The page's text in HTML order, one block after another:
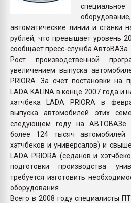
автоматические линии и станки
рублей, что превышает уровень
сообщает пресс-служба АвтоВАЗа.
Рост производственной
увеличением выпуска
PRIORA. За счет постановки на
LADA KALINA в конце 2007 года и
хэтчбека LADA PRIORA в
выпуска автомобилей этих
следующем году на АВТОВАЗе
более 124 тысяч автомобилей
хэтчбеков и универсалов) и
LADA PRIORA (седанов и
подготовки производства
требуется изготовить
оборудования.
Всего в 2008 году специалисты